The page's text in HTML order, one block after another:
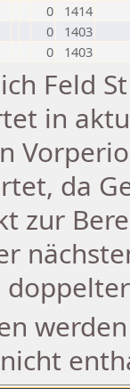
0
1414
0
1403
0 1403
Feld
in
da
zur